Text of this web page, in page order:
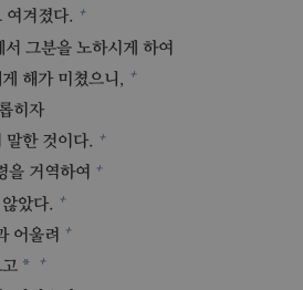
여겨졌다. +
서 그분을 노하시게 하여
해가 미쳤으니, +
히자
말한 것이다. +
을 거역하여 +
았다. +
어울려 +
* +